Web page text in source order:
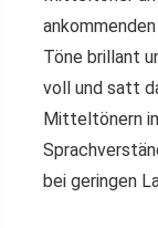
Töne brillant
voll und satt
Mitteltönern
bei geringen